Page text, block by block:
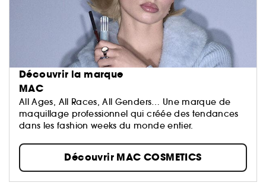
Découvrir la marque
MAC
All Ages, All Races, All Genders… Une marque de
maquillage professionnel qui créée des tendances
dans les fashion weeks du monde entier.
Découvrir MAC COSMETICS